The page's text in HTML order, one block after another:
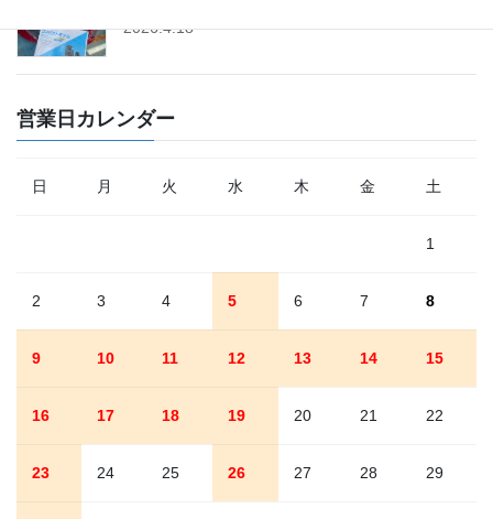
2026.4.18
営業日カレンダー
日 月 火 水 木 金 土
1
2 3 4 5 6 7 8
9 10 11 12 13 14 15
16 17 18 19 20 21 22
23 24 25 26 27 28 29